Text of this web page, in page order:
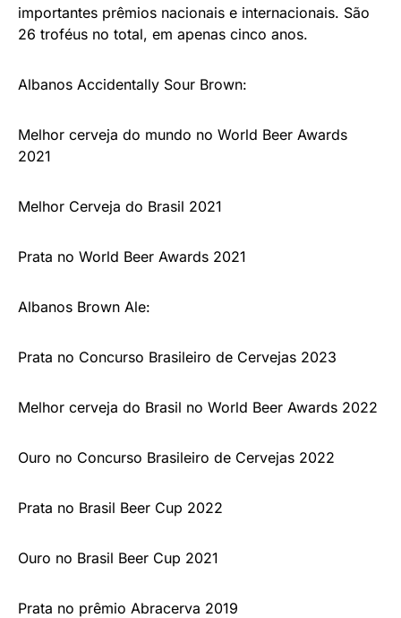
importantes prêmios nacionais e internacionais. São
26 troféus no total, em apenas cinco anos.
Albanos Accidentally Sour Brown:
Melhor cerveja do mundo no World Beer Awards
2021
Melhor Cerveja do Brasil 2021
Prata no World Beer Awards 2021
Albanos Brown Ale:
Prata no Concurso Brasileiro de Cervejas 2023
Melhor cerveja do Brasil no World Beer Awards 2022
Ouro no Concurso Brasileiro de Cervejas 2022
Prata no Brasil Beer Cup 2022
Ouro no Brasil Beer Cup 2021
Prata no prêmio Abracerva 2019